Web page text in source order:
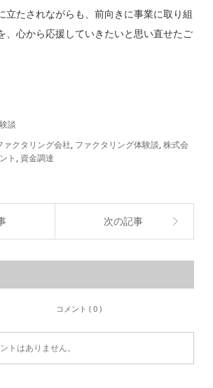
立たされながらも、前向きに事業に取り組
、心から応援していきたいと思い直せたご
談
ァクタリング会社, ファクタリング体験談,株式会
ト , 資金調達
次の記事
コメント ( 0 )
トはありません。